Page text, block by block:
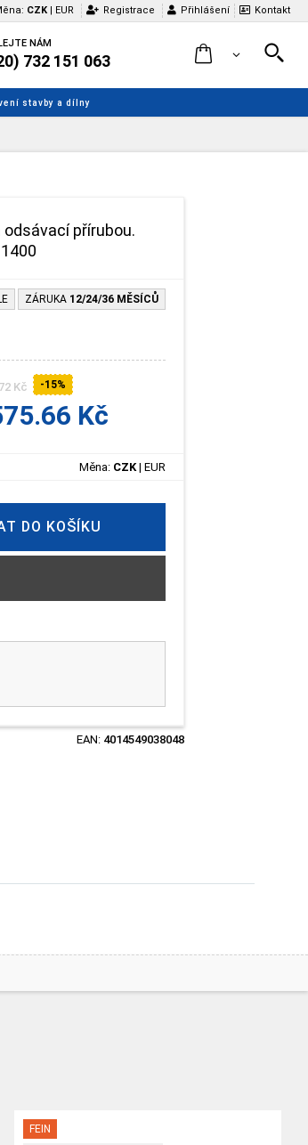
CZK | EUR Registrace Přihlášení Kontakt
NÁM
732 151 063
stavby a dílny
přírubou.
ZÁRUKA 12/24/36 MĚSÍCŮ
Kč -15%
Kč
Měna: CZK| EUR
DO KOŠÍKU
EAN: 4014549038048
FEIN